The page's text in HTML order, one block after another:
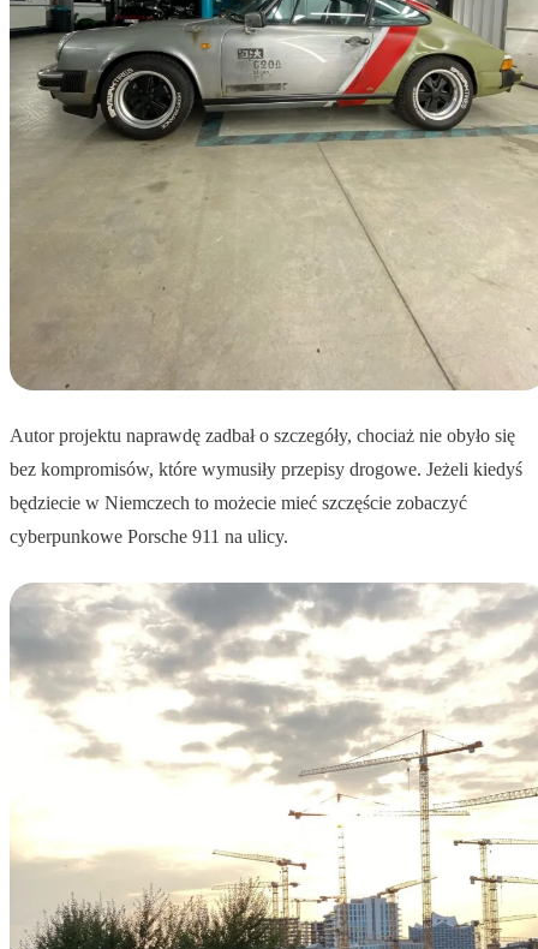
Autor projektu naprawdę zadbał o szczegóły, chociaż nie obyło się
bez kompromisów, które wymusiły przepisy drogowe. Jeżeli kiedyś
będziecie w Niemczech to możecie mieć szczęście zobaczyć
cyberpunkowe Porsche 911 na ulicy.